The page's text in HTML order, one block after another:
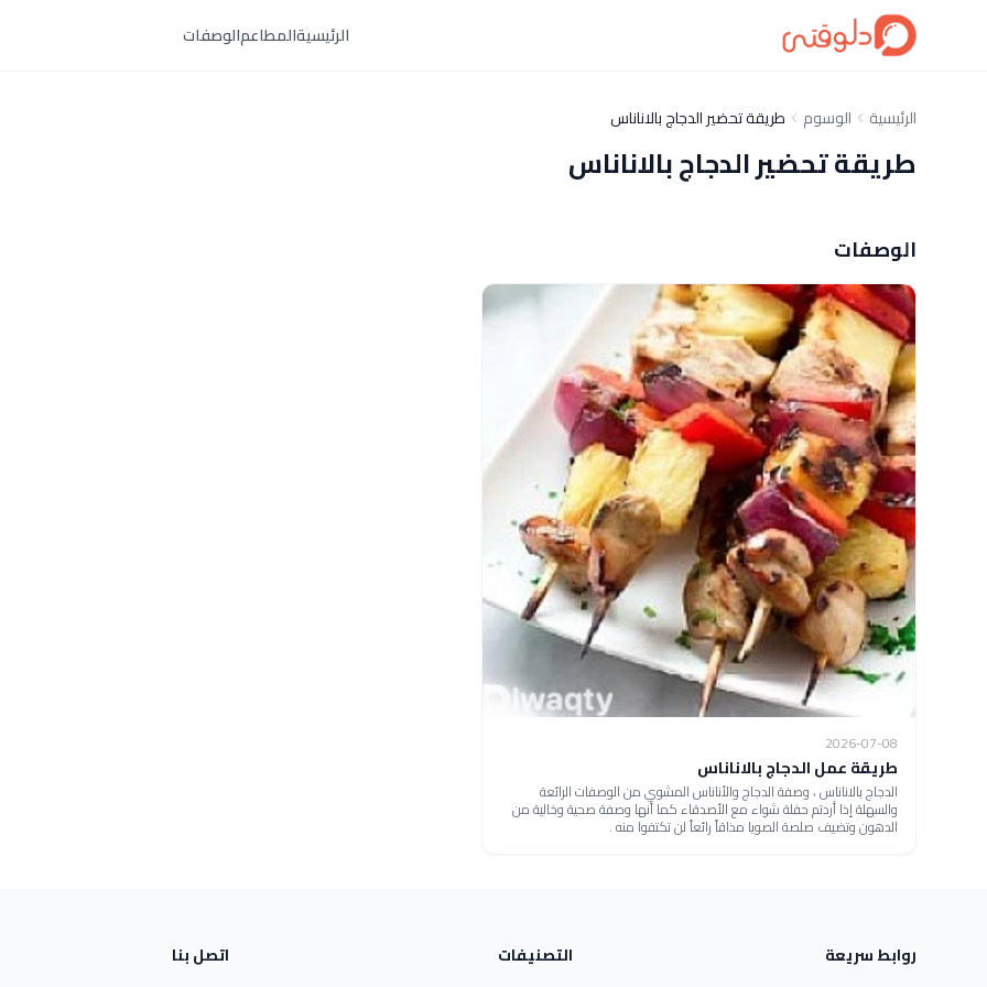
الرئيسيةالمطاعمالوصفات
الرئيسية الوسوم طريقة تحضير الدجاج بالاناناس
طريقة تحضير الدجاج بالاناناس
الوصفات
2026-07-08
طريقة عمل الدجاج بالاناناس
الدجاج بالاناناس ، وصفة الدجاج والأناناس المشوي من الوصفات الرائعة
والسهلة إذا أردتم حفلة شواء مع الأصدقاء كما أنها وصفة صحية وخالية من
الدهون وتضيف صلصة الصويا مذاقاً رائعاً لن تكتفوا منه .
روابط سريعة
التصنيفات
اتصل بنا